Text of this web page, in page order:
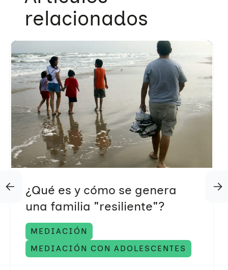
relacionados
¿Qué es y cómo se genera
una familia "resiliente"?
MEDIACIÓN
MEDIACIÓN CON ADOLESCENTES